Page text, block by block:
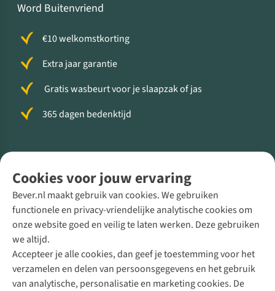
Cookies voor jouw ervaring
Bever.nl maakt gebruik van cookies. We gebruiken
functionele en privacy-vriendelijke analytische cookies om
onze website goed en veilig te laten werken. Deze gebruiken
we altijd.
Accepteer je alle cookies, dan geef je toestemming voor het
verzamelen en delen van persoonsgegevens en het gebruik
van analytische, personalisatie en marketing cookies. De
Word Buitenvriend
€10 welkomstkorting
Extra jaar garantie
Gratis wasbeurt voor je slaapzak of jas
365 dagen bedenktijd
Direct advies van een Buitenexpert
+31 (0)85 888 50 88
+31 6 12 28 49 80